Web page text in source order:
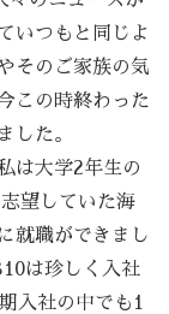
いつもと同じよ
そのご家族の気
この時終わった
した。
は大学2年生の
望していた海
就職ができまし
は珍しく入社
入社の中でも1